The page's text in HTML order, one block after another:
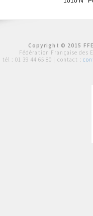
Copyright © 2015
Fédération Française des
tél : 01 39 44 65 80 | contact :